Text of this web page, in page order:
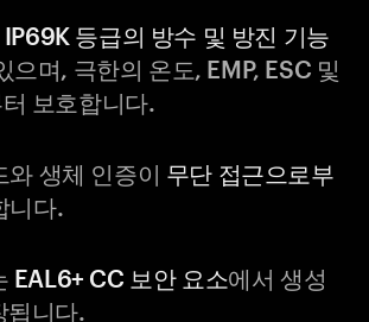
IP69K 등급의 방수 및 방진 기능
으며, 극한의 온도, EMP, ESC 및
보호합니다.
와 생체 인증이 무단 접근으로부
니다.
EAL6+ CC 보안 요소에서 생성
됩니다.